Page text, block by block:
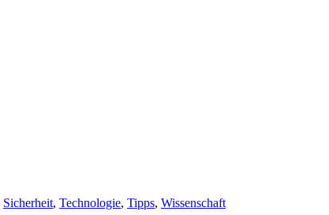
Sicherheit, Technologie, Tipps, Wissenschaft